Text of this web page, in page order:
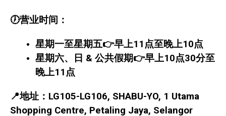
🕖营业时间：
星期一至星期五👉早上11点至晚上10点
星期六、日 & 公共假期👉早上10点30分至
晚上11点
📍地址：LG105-LG106, SHABU-YO, 1 Utama
Shopping Centre, Petaling Jaya, Selangor